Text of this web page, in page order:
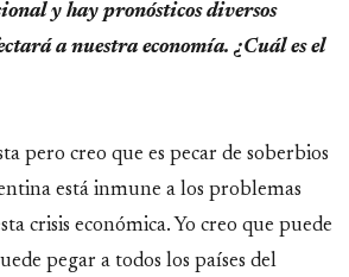
y hay pronósticos diversos
a nuestra economía. ¿Cuál es el
pero creo que es pecar de soberbios
está inmune a los problemas
crisis económica. Yo creo que puede
pegar a todos los países del